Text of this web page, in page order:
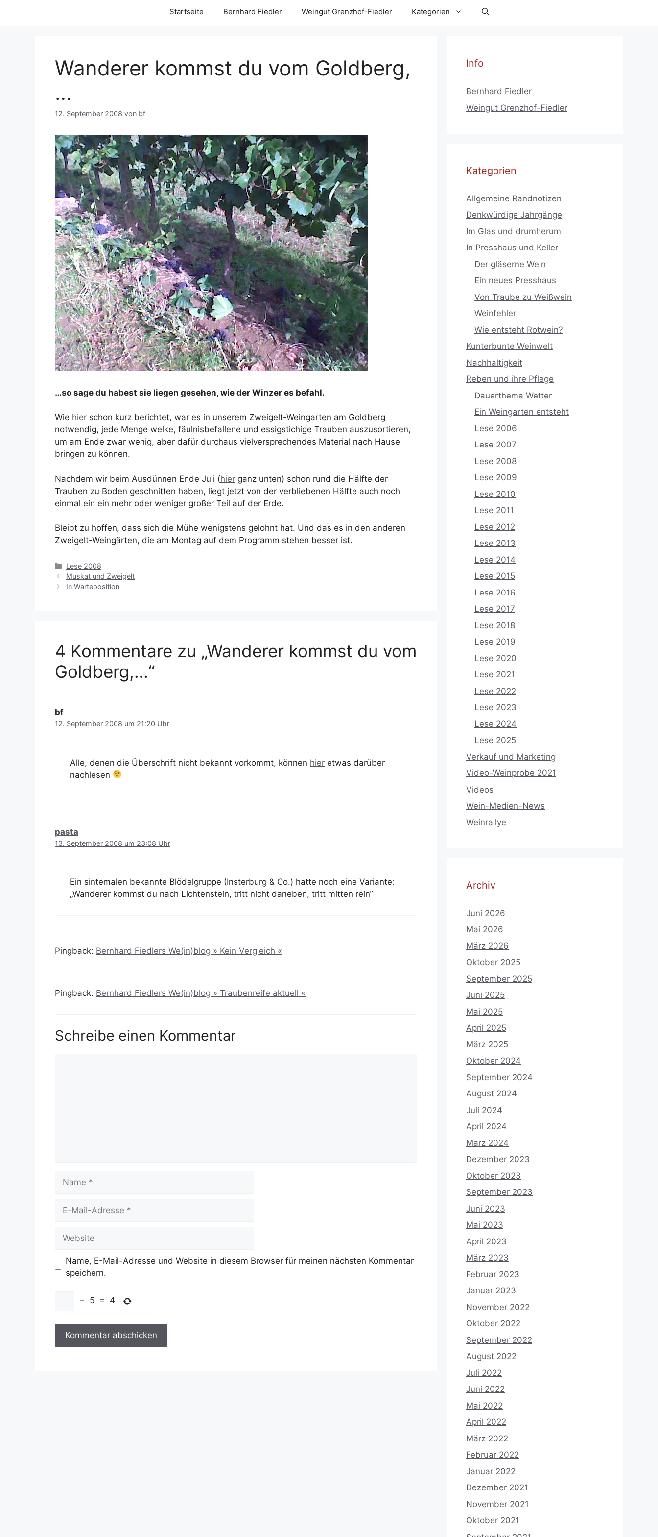
Startseite Bernhard Fiedler Weingut Grenzhof-Fiedler Kategorien
Wanderer kommst du vom Goldberg,
…
12. September 2008 von bf
…so sage du habest sie liegen gesehen, wie der Winzer es befahl.
Wie hier schon kurz berichtet, war es in unserem Zweigelt-Weingarten am Goldberg
notwendig, jede Menge welke, fäulnisbefallene und essigstichige Trauben auszusortieren,
um am Ende zwar wenig, aber dafür durchaus vielversprechendes Material nach Hause
bringen zu können.
Nachdem wir beim Ausdünnen Ende Juli (hier ganz unten) schon rund die Hälfte der
Trauben zu Boden geschnitten haben, liegt jetzt von der verbliebenen Hälfte auch noch
einmal ein ein mehr oder weniger großer Teil auf der Erde.
Bleibt zu hoffen, dass sich die Mühe wenigstens gelohnt hat. Und das es in den anderen
Zweigelt-Weingärten, die am Montag auf dem Programm stehen besser ist.
Kategorien
Lese 2008
Muskat und Zweigelt
In Warteposition
4 Kommentare zu „Wanderer kommst du vom
Goldberg,…“
bf
12. September 2008 um 21:20 Uhr
Alle, denen die Überschrift nicht bekannt vorkommt, können hier etwas darüber
nachlesen
pasta
13. September 2008 um 23:08 Uhr
Ein sintemalen bekannte Blödelgruppe (Insterburg & Co.) hatte noch eine Variante:
„Wanderer kommst du nach Lichtenstein, tritt nicht daneben, tritt mitten rein“
Pingback: Bernhard Fiedlers We(in)blog » Kein Vergleich «
Pingback: Bernhard Fiedlers We(in)blog » Traubenreife aktuell «
Schreibe einen Kommentar
Mail-
Name, E-Mail-Adresse und Website in diesem Browser für meinen nächsten Kommentar
speichern.
− 5 = 4
Info
Bernhard Fiedler
Weingut Grenzhof-Fiedler
Kategorien
Allgemeine Randnotizen
Denkwürdige Jahrgänge
Im Glas und drumherum
In Presshaus und Keller
Der gläserne Wein
Ein neues Presshaus
Von Traube zu Weißwein
Weinfehler
Wie entsteht Rotwein?
Kunterbunte Weinwelt
Nachhaltigkeit
Reben und ihre Pflege
Dauerthema Wetter
Ein Weingarten entsteht
Lese 2006
Lese 2007
Lese 2008
Lese 2009
Lese 2010
Lese 2011
Lese 2012
Lese 2013
Lese 2014
Lese 2015
Lese 2016
Lese 2017
Lese 2018
Lese 2019
Lese 2020
Lese 2021
Lese 2022
Lese 2023
Lese 2024
Lese 2025
Verkauf und Marketing
Video-Weinprobe 2021
Videos
Wein-Medien-News
Weinrallye
Archiv
Juni 2026
Mai 2026
März 2026
Oktober 2025
September 2025
Juni 2025
Mai 2025
April 2025
März 2025
Oktober 2024
September 2024
August 2024
Juli 2024
April 2024
März 2024
Dezember 2023
Oktober 2023
September 2023
Juni 2023
Mai 2023
April 2023
März 2023
Februar 2023
Januar 2023
November 2022
Oktober 2022
September 2022
August 2022
Juli 2022
Juni 2022
Mai 2022
April 2022
März 2022
Februar 2022
Januar 2022
Dezember 2021
November 2021
Oktober 2021